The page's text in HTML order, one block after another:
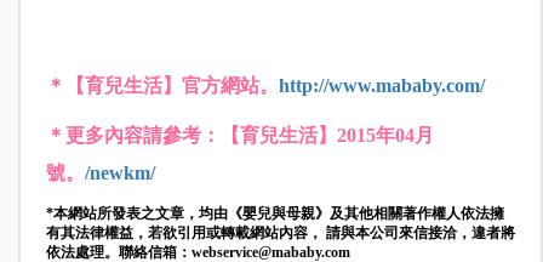
＊【育兒生活】官方網站。 http://www.mababy.com/
＊更多內容請參考：【育兒生活】2015年04月
號。 /newkm/
*本網站所發表之文章，均由《嬰兒與母親》及其他相關著作權人依法擁
有其法律權益，若欲引用或轉載網站內容， 請與本公司來信接洽，違者將
依法處理。聯絡信箱： webservice@mababy.com